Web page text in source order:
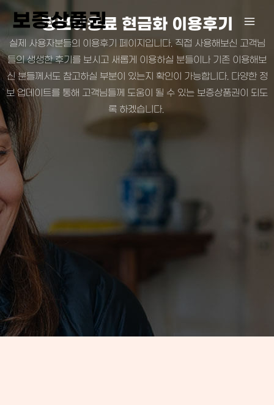
츠
로
건
너
뛰
기
보증상품권
정보이용료 현금화 이용후기
실제 사용자분들의 이용후기 페이지입니다. 직접 사용해보신 고객님
들의 생생한 후기를 보시고 새롭게 이용하실 분들이나 기존 이용해보
신 분들께서도 참고하실 부분이 있는지 확인이 가능합니다. 다양한 정
보 업데이트를 통해 고객님들께 도움이 될 수 있는 보증상품권이 되도
록 하겠습니다.